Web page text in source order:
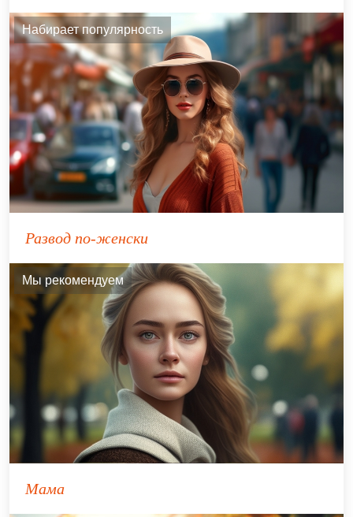
Набирает популярность
Развод по-женски
Мы рекомендуем
Мама